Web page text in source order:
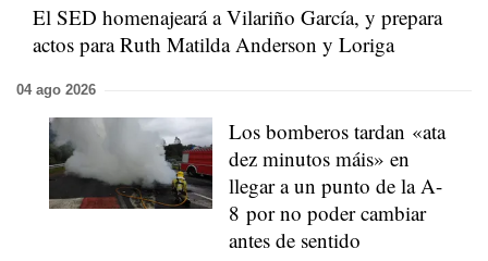
El SED homenajeará a Vilariño García, y prepara
actos para Ruth Matilda Anderson y Loriga
04 ago 2026
Los bomberos tardan «ata
dez minutos máis» en
llegar a un punto de la A-
8 por no poder cambiar
antes de sentido